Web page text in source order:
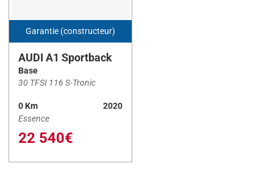
Carburant
Essence (13)
Garantie (constructeur)
AUDI A1 Sportback
Base
30 TFSI 116 S-Tronic
0 Km
2020
Essence
22 540€